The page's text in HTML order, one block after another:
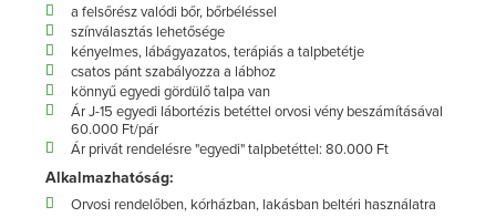
a felsőrész valódi bőr, bőrbéléssel
színválasztás lehetősége
kényelmes, lábágyazatos, terápiás a talpbetétje
csatos pánt szabályozza a lábhoz
könnyű egyedi gördülő talpa van
Ár J-15 egyedi lábortézis betéttel orvosi vény beszámításával
60.000 Ft/pár
Ár privát rendelésre "egyedi" talpbetéttel: 80.000 Ft
Alkalmazhatóság:
Orvosi rendelőben, kórházban, lakásban beltéri használatra